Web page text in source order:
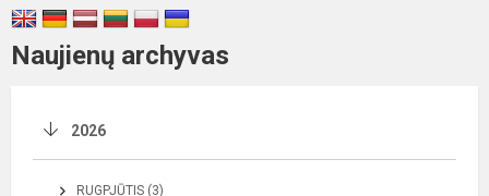
Naujienų archyvas
2026
RUGPJŪTIS (3)